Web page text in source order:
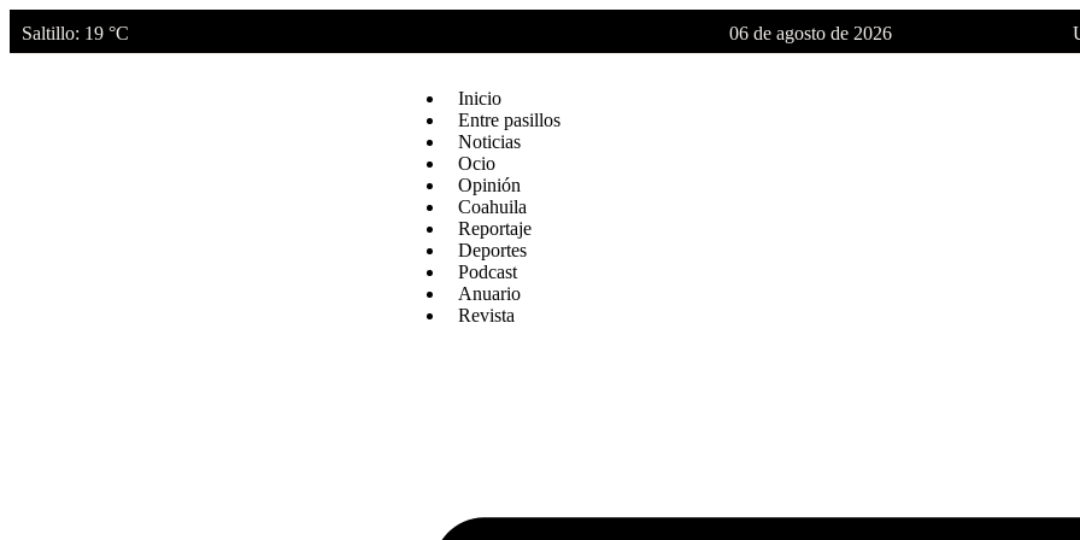
Saltillo: 19 °C 06 de agosto de 2026
Inicio
Entre pasillos
Noticias
Ocio
Opinión
Coahuila
Reportaje
Deportes
Podcast
Anuario
Revista